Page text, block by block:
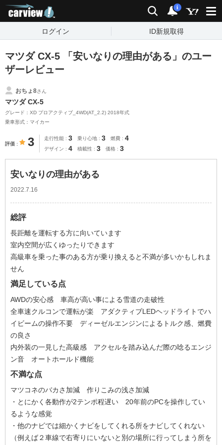
検索 通知
i
ログイン ID新規取得
マツダ CX-5 「安いなりの理由がある」のユー
ザーレビュー
おちょ8さん
マツダ CX-5
グレード：XD プロアクティブ_4WD(AT_2.2) 2018年式
乗車形式：マイカー
評価 3 走行性能 3 乗り心地 3 燃費 4
デザイン 4 積載性 3 価格 3
安いなりの理由がある
2022.7.16
総評
長距離を運転する方に向いています
室内空間が広くゆったりできます
高級車を乗った事のある方が乗り換えると不満が多いかもしれま
せん
満足している点
AWDの安心感 車高が高い事による雪道の走破性
全車速クルコンで運転が楽 アダクティブLEDヘッドライトでハ
イビームの操作不要 ディーゼルエンジンによるトルク感、燃費
の良さ
内外装の一見した高級感 アクセルを踏み込んだ際の唸るエンジ
ン音 オートホールド機能
不満な点
マツコネのバカさ加減 作りこみの浅さ加減
・とにかく各動作が2テンポ程遅い 20年前のPCを操作してい
るような感覚
・他のナビでは細かくナビをしてくれる所をナビしてくれない
（例えば２車線で右寄りにいないと別の場所に行ってしまう所を